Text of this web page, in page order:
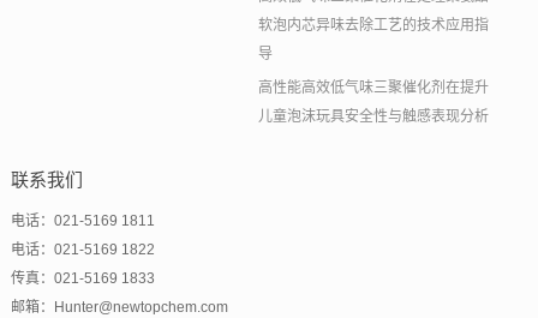
软泡内芯异味去除工艺的技术应用指
导
高性能高效低气味三聚催化剂在提升
儿童泡沫玩具安全性与触感表现分析
联系我们
电话：021-5169 1811
电话：021-5169 1822
传真：021-5169 1833
邮箱：Hunter@newtopchem.com